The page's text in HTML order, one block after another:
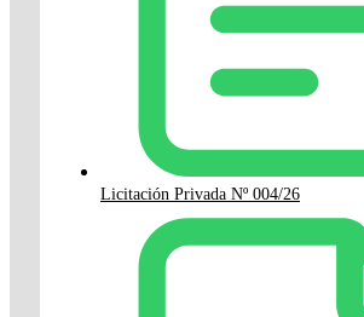
Licitación Privada Nº 004/26